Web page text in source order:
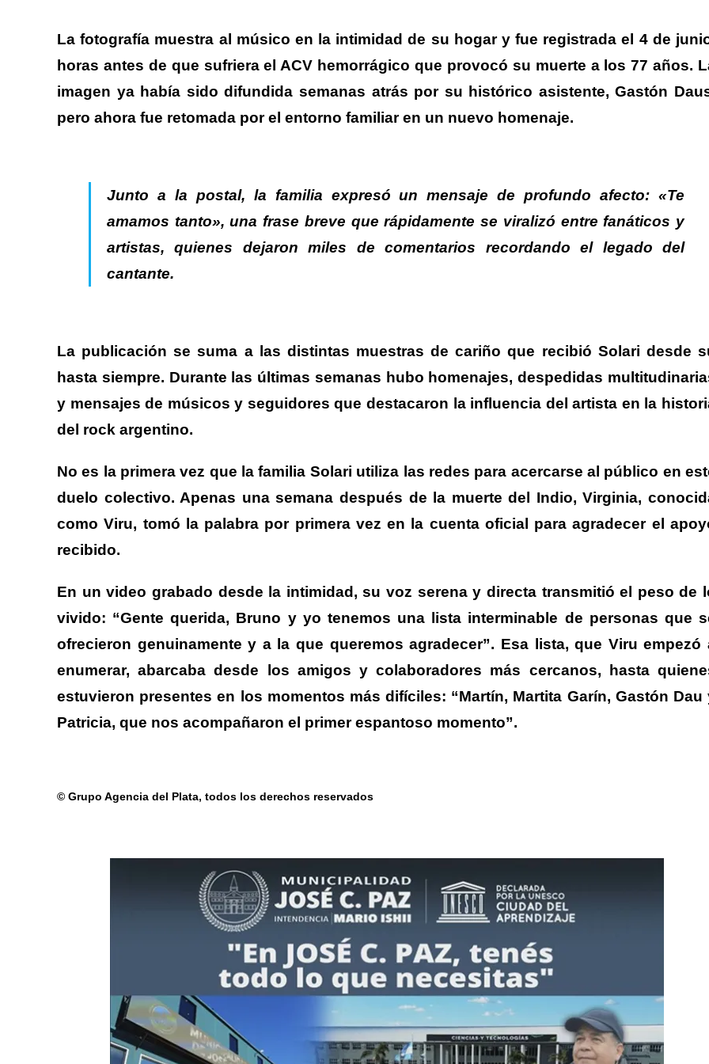
La fotografía muestra al músico en la intimidad de su hogar y fue registrada el 4 de
horas antes de que sufriera el ACV hemorrágico que provocó su muerte a los 77 años.
imagen ya había sido difundida semanas atrás por su histórico asistente, Gastón
pero ahora fue retomada por el entorno familiar en un nuevo homenaje.
Junto a la postal, la familia expresó un mensaje de profundo afecto: «Te
amamos tanto», una frase breve que rápidamente se viralizó entre fanáticos y
artistas, quienes dejaron miles de comentarios recordando el legado del
cantante.
La publicación se suma a las distintas muestras de cariño que recibió Solari desde
hasta siempre. Durante las últimas semanas hubo homenajes, despedidas
y mensajes de músicos y seguidores que destacaron la influencia del artista en la
del rock argentino.
No es la primera vez que la familia Solari utiliza las redes para acercarse al público en
duelo colectivo. Apenas una semana después de la muerte del Indio, Virginia,
como Viru, tomó la palabra por primera vez en la cuenta oficial para agradecer el
recibido.
En un video grabado desde la intimidad, su voz serena y directa transmitió el peso de
vivido: “Gente querida, Bruno y yo tenemos una lista interminable de personas que
ofrecieron genuinamente y a la que queremos agradecer”. Esa lista, que Viru empezó
enumerar, abarcaba desde los amigos y colaboradores más cercanos, hasta
estuvieron presentes en los momentos más difíciles: “Martín, Martita Garín, Gastón Dau
Patricia, que nos acompañaron el primer espantoso momento”.
© Grupo Agencia del Plata, todos los derechos reservados